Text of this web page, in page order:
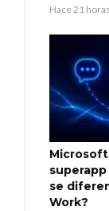
Hace 21 horas
se
Work?